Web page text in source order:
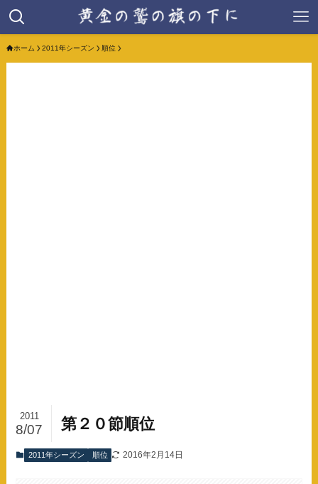
ホーム 2011年シーズン 順位
第２０節順位
2011
8/07
2011年シーズン 順位 2016年2月14日